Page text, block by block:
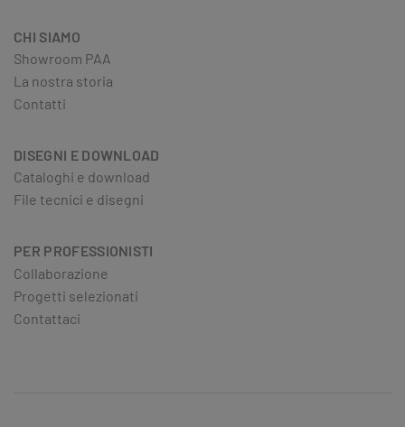
CHI SIAMO
Showroom PAA
La nostra storia
Contatti
DISEGNI E DOWNLOAD
Cataloghi e download
File tecnici e disegni
PER PROFESSIONISTI
Collaborazione
Progetti selezionati
Contattaci